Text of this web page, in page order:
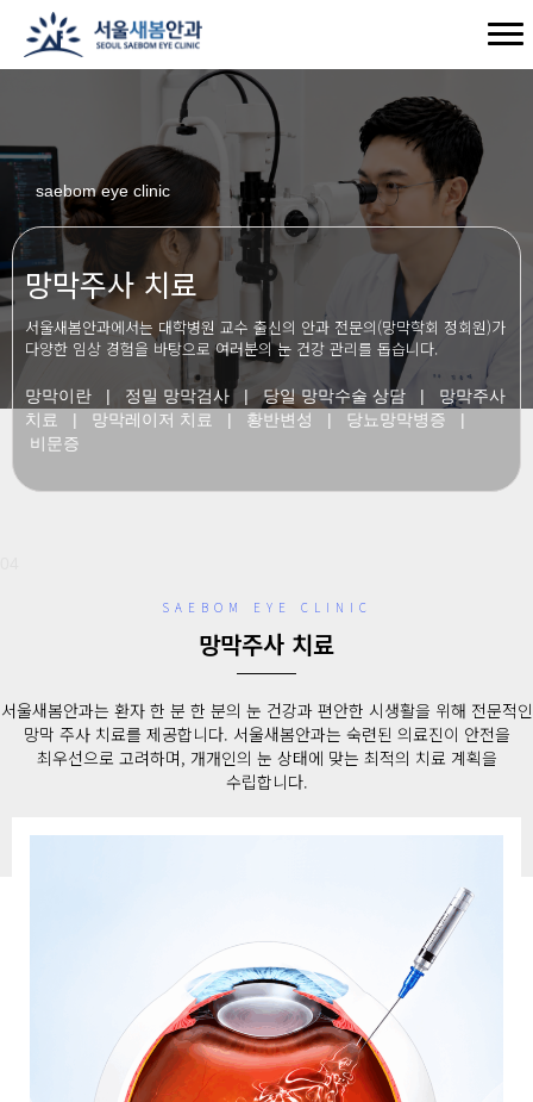
saebom eye clinic
망막주사 치료
서울새봄안과에서는 대학병원 교수 출신의 안과 전문의(망막학회 정회원)가
다양한 임상 경험을 바탕으로 여러분의 눈 건강 관리를 돕습니다.
망막이란 | 정밀 망막검사| 당일 망막수술 상담 | 망막주사
치료
| 망막레이저 치료 | 황반변성 | 당뇨망막병증 |
비문증
SAEBOM EYE CLINIC
망막주사 치료
서울새봄안과는 환자 한 분 한 분의 눈 건강과 편안한 시생활을 위해 전문적인
망막 주사 치료를 제공합니다. 서울새봄안과는 숙련된 의료진이 안전을
최우선으로 고려하며, 개개인의 눈 상태에 맞는 최적의 치료 계획을
수립합니다.